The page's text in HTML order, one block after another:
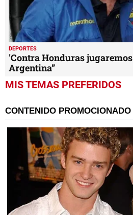
DEPORTES
'Contra Honduras
Argentina”
MIS TEMAS PREFERIDOS